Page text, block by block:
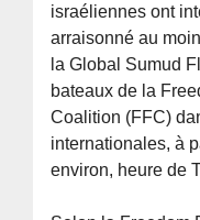
israéliennes ont
arraisonné au
la Global Sumud
bateaux de la
Coalition (FFC)
internationales, à
environ, heure de